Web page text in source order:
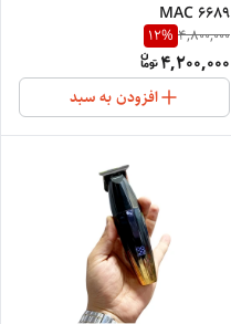
MAC 6689
4,800,000
12%
4,200,000
افزودن به سبد